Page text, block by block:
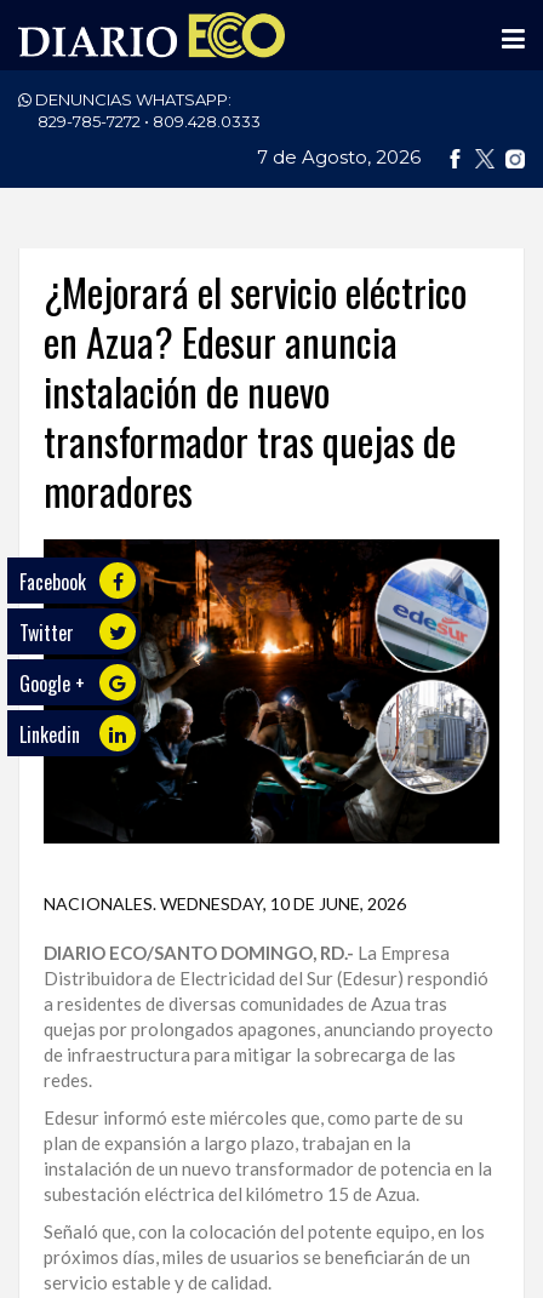
DENUNCIAS WHATSAPP:
829-785-7272 • 809.428.0333
7 de Agosto, 2026
PORTADA
ECONOMÍA
DEPORTES
ENTRETENIMIENTO
SALUD
TECNOLOGÍA
ECO
PLAY
TRABAJOS
DE
INVESTIGACIÓN
PROVINCIAS
DISTRITO
SANTO
SANTIAGO
SAN
JUAN
LA
ALTAGRACIA
PUERTO
PLATA
CONTÁCTENOS
¿Mejorará el servicio eléctrico
en Azua? Edesur anuncia
instalación de nuevo
transformador tras quejas de
moradores
Facebook
Twitter
Google +
Linkedin
NACIONALES.WEDNESDAY, 10 DE JUNE, 2026
DIARIO ECO/SANTO DOMINGO, RD.- La Empresa
Distribuidora de Electricidad del Sur (Edesur) respondió
a residentes de diversas comunidades de Azua tras
quejas por prolongados apagones, anunciando proyecto
de infraestructura para mitigar la sobrecarga de las
redes.
Edesur informó este miércoles que, como parte de su
plan de expansión a largo plazo, trabajan en la
instalación de un nuevo transformador de potencia en la
subestación eléctrica del kilómetro 15 de Azua.
Señaló que, con la colocación del potente equipo, en los
próximos días, miles de usuarios se beneficiarán de un
servicio estable y de calidad.